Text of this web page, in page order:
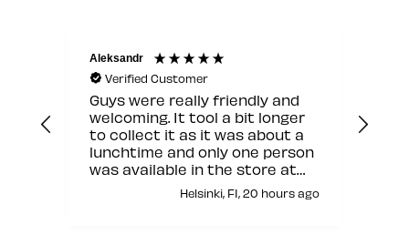
Aleksandr
Verified Customer
Guys were really friendly and
welcoming. It tool a bit longer
to collect it as it was about a
lunchtime and only one person
was available in the store at
that moment but other than
this it was fine.
Helsinki, FI, 20 hours ago